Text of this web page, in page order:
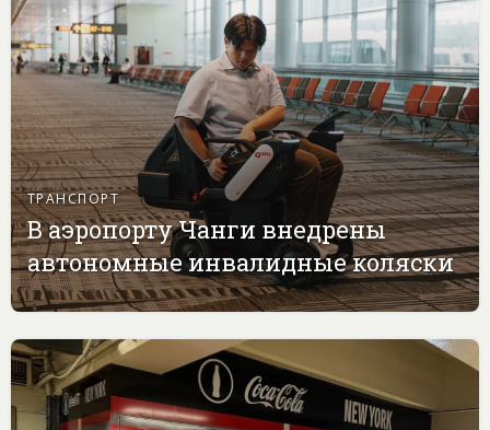
ТРАНСПОРТ
В аэропорту Чанги внедрены
автономные инвалидные коляски